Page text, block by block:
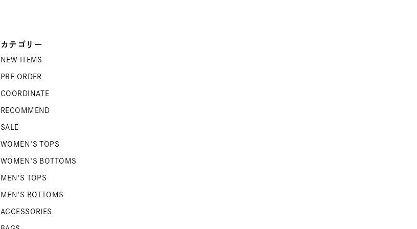
カテゴリー
NEW ITEMS
PRE ORDER
COORDINATE
RECOMMEND
SALE
WOMEN'S TOPS
WOMEN'S BOTTOMS
MEN'S TOPS
MEN'S BOTTOMS
ACCESSORIES